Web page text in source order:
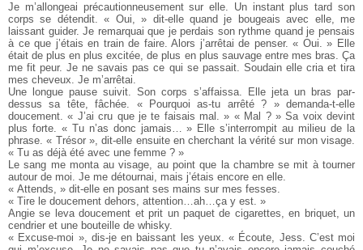
Je m’allongeai précautionneusement sur elle. Un instant plus tard son
corps se détendit. « Oui, » dit-elle quand je bougeais avec elle, me
laissant guider. Je remarquai que je perdais son rythme quand je pensais
à ce que j’étais en train de faire. Alors j’arrêtai de penser. « Oui. » Elle
était de plus en plus excitée, de plus en plus sauvage entre mes bras. Ça
me fit peur. Je ne savais pas ce qui se passait. Soudain elle cria et tira
mes cheveux. Je m’arrêtai.
Une longue pause suivit. Son corps s’affaissa. Elle jeta un bras par-
dessus sa tête, fâchée. « Pourquoi as-tu arrêté ? » demanda-t-elle
doucement. « J’ai cru que je te faisais mal. » « Mal ? » Sa voix devint
plus forte. « Tu n’as donc jamais… » Elle s’interrompit au milieu de la
phrase. « Trésor », dit-elle ensuite en cherchant la vérité sur mon visage.
« Tu as déjà été avec une femme ? »
Le sang me monta au visage, au point que la chambre se mit à tourner
autour de moi. Je me détournai, mais j’étais encore en elle.
« Attends, » dit-elle en posant ses mains sur mes fesses.
« Tire le doucement dehors, attention…ah…ça y est. »
Angie se leva doucement et prit un paquet de cigarettes, en briquet, un
cendrier et une bouteille de whisky.
« Excuse-moi », dis-je en baissant les yeux. « Écoute, Jess. C’est moi